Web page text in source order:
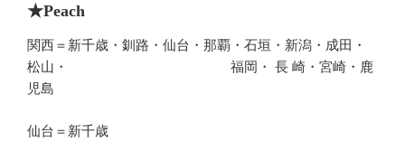
★Peach
関西＝新千歳・釧路・仙台・那覇・石垣・新潟・成田・
松山・ 福岡・ 長 崎・宮崎・鹿
児島
仙台＝新千歳